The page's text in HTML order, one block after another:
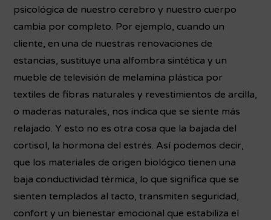
psicológica de nuestro cerebro y nuestro cuerpo
cambia por completo. Por ejemplo, cuando un
cliente, en una de nuestras renovaciones de
estancias, sustituye una alfombra sintética y un
mueble de televisión de melamina plástica por
textiles de fibras naturales y revestimientos de arcilla,
o maderas naturales, nos indica que se siente más
relajado. Y esto no es otra cosa que la bajada del
cortisol, la hormona del estrés. Así podemos decir,
que los materiales de origen biológico tienen una
baja conductividad térmica, lo que significa que se
sienten templados al tacto, transmiten seguridad,
confort y un bienestar emocional que estabiliza el